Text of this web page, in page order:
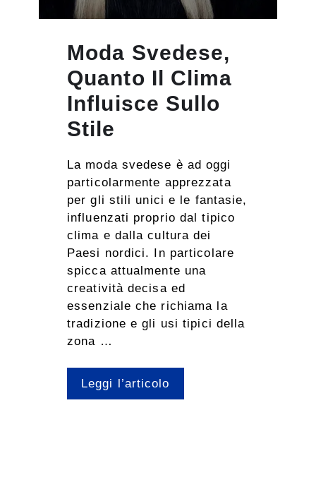
Moda Svedese,
Quanto Il Clima
Influisce Sullo
Stile
La moda svedese è ad oggi
particolarmente apprezzata
per gli stili unici e le fantasie,
influenzati proprio dal tipico
clima e dalla cultura dei
Paesi nordici. In particolare
spicca attualmente una
creatività decisa ed
essenziale che richiama la
tradizione e gli usi tipici della
zona …
Leggi l’articolo